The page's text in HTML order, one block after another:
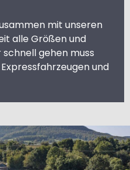
mit unseren
alle Größen und
schnell gehen muss
und